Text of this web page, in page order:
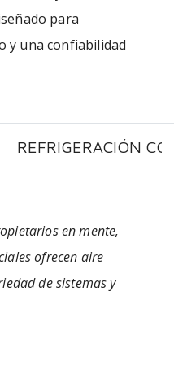
para
y una confiabilidad
REFRIGERACIÓN
en mente,
ofrecen aire
de sistemas y